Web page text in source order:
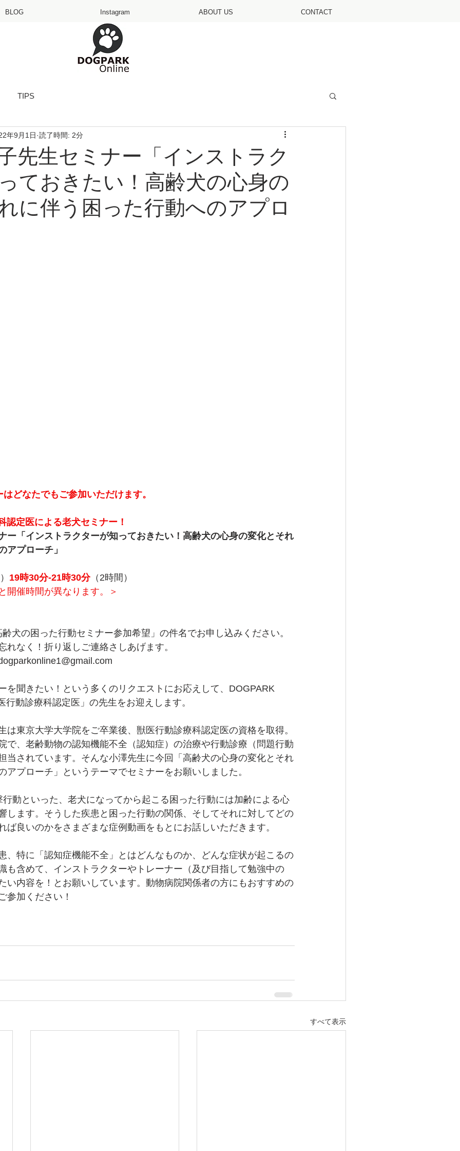
BLOG Instagram ABOUT US CONTACT
TIPS
先生セミナー「インストラク
ておきたい！高齢犬の心身の
に伴う困った行動へのアプロ
年9月1日 読了時間: 2分
どなたでもご参加いただけます。
認定医による老犬セミナー！
ー「インストラクターが知っておきたい！高齢犬の心身の変化とそれ
アプローチ」
19時30分-21時30分（ 2時間）
時間が異なります。＞
犬の困った行動セミナー参加希望」の件名でお申し込みください。
れなく！折り返しご連絡さしあげます。
を聞きたい！という多くのリクエストにお応えして、DOGPARK
行動診療科認定医」の先生をお迎えします。
は東京大学大学院をご卒業後、獣医行動診療科認定医の資格を取得。
で、老齢動物の認知機能不全（認知症）の治療や行動診療（問題行動
当されています。そんな小澤先生に今回「高齢犬の心身の変化とそれ
アプローチ」というテーマでセミナーをお願いしました。
動といった、老犬になってから起こる困った行動には加齢による心
します。そうした疾患と困った行動の関係、そしてそれに対してどの
ば良いのかをさまざまな症例動画をもとにお話しいただきます。
、特に「認知症機能不全」とはどんなものか、どんな症状が起こるの
も含めて、インストラクターやトレーナー（及び目指して勉強中の
い内容を！とお願いしています。動物病院関係者の方にもおすすめの
参加ください！
すべて表示